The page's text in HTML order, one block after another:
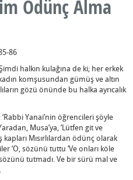
Sözü Çalışmada Ne
Gelir’ Ne Demektir?
Ne Demektir?
Çobanları" Nedir?
Ödünç Alma
86
Şimdi halkın kulağına de ki; her erkek
komşusundan gümüş ve altın
gözü önünde bu halka ayrıcalık
Yanai’nin öğrencileri şöyle
Musa’ya, ‘Lütfen git ve
Mısırlılardan ödünç olarak
‘O, sözünü tuttu ‘Ve onları köle
tutmadı. Ve bir sürü mal ve